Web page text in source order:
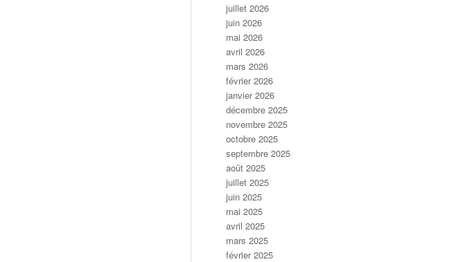
juillet 2026
juin 2026
mai 2026
avril 2026
mars 2026
février 2026
janvier 2026
décembre 2025
novembre 2025
octobre 2025
septembre 2025
août 2025
juillet 2025
juin 2025
mai 2025
avril 2025
mars 2025
février 2025